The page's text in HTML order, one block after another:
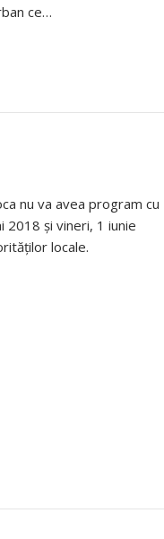
ce…
nu va avea program cu
2018 şi vineri, 1 iunie
locale.